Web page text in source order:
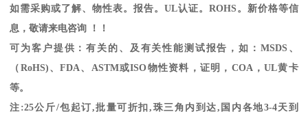
如需采购或了解、物性表。报告。 UL认证。 ROHS 。新价格等信
息，敬请来电咨询 ！！
可为客户提供：有关的、及有关性能测试报告，如： MSDS 、
（ RoHS) 、FDA、 ASTM或ISO物性资料，证明， COA，UL黄卡
等。
注 :25公斤/包起订,批量可折扣, 珠三角内到达, 国内各地3-4天到